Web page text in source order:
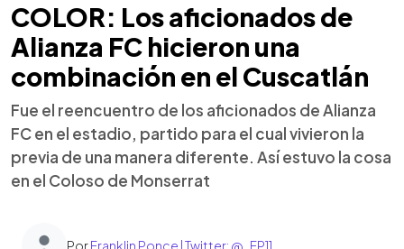
COLOR: Los aficionados de
Alianza FC hicieron una
combinación en el Cuscatlán
Fue el reencuentro de los aficionados de Alianza
FC en el estadio, partido para el cual vivieron la
previa de una manera diferente. Así estuvo la cosa
en el Coloso de Monserrat
PorFranklin Ponce | Twitter: @_FP11